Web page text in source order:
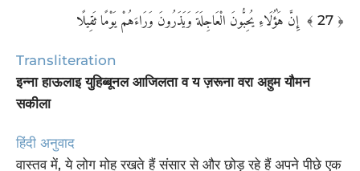
﴾ 27 ﴿
Transliteration
इन्ना हाऊलाइ युहिब्बूनल आजिलता व य ज़रूना वरा अहुम यौमन
सकीला
हिंदी अनुवाद
वास्तव में, ये लोग मोह रखते हैं संसार से और छोड़ रहे हैं अपने पीछे एक